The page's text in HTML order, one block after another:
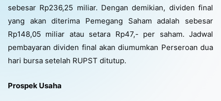
sebesar Rp236,25 miliar. Dengan demikian, dividen final
yang akan diterima Pemegang Saham adalah sebesar
Rp148,05 miliar atau setara Rp47,- per saham. Jadwal
pembayaran dividen final akan diumumkan Perseroan dua
hari bursa setelah RUPST ditutup.
Prospek Usaha